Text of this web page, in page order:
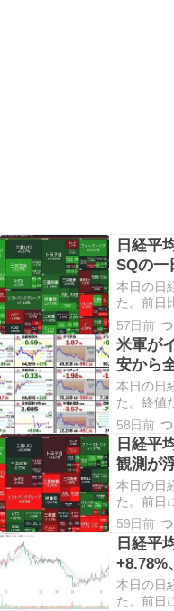
日経平
SQの一
本日の日
た。前日
66,000円
闘終結へ
し、その
心に買わ
57日前
米軍が
安から
本日の日
た。終値
ラ場の安
っており
りました
の攻撃を
58日前
日経平
観測が
本日の日
た。前日
び大きく
ってしま
利上げ警
改めて意
59日前
日経平
+8.78%
本日の日
た。前日